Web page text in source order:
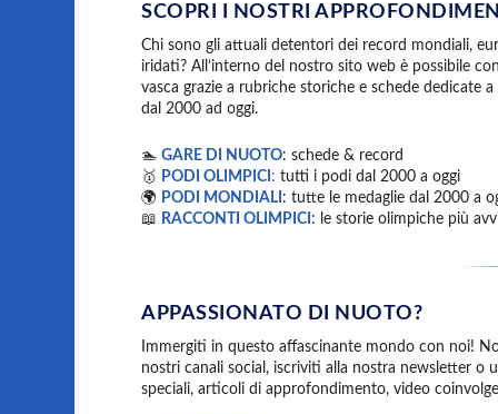
SCOPRI I NOSTRI
Chi sono gli attuali detentori dei record mondiali,
iridati? All’interno del nostro sito web è possibile
vasca grazie a rubriche storiche e schede dedicate
dal 2000 ad oggi.
🏊GARE DI NUOTO: schede & record
🥇 PODI OLIMPICI : tutti i podi dal 2000 a oggi
🌍 PODI MONDIALI : tutte le medaglie dal 2000 a
📖 RACCONTI OLIMPICI : le storie olimpiche più
APPASSIONATO DI NUOTO?
Immergiti in questo affascinante mondo con noi!
nostri canali social, iscriviti alla nostra newsletter o
speciali, articoli di approfondimento, video